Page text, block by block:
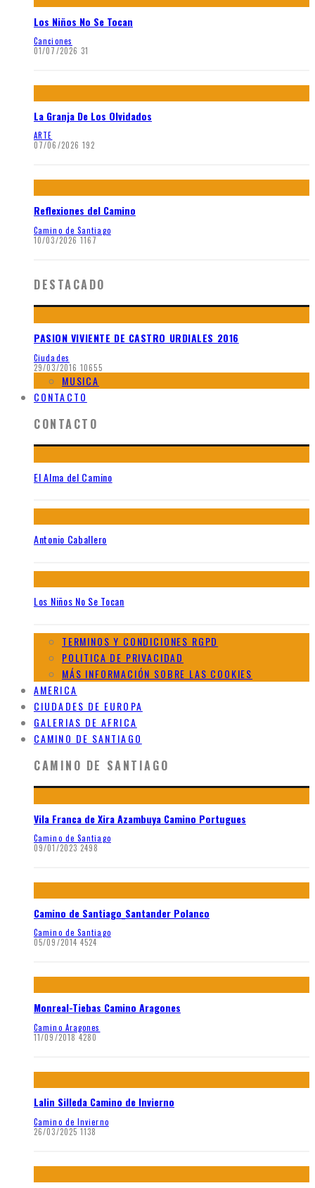
Los Niños No Se Tocan
Canciones
01/07/2026 31
La Granja De Los Olvidados
ARTE
07/06/2026 192
Reflexiones del Camino
Camino de Santiago
10/03/2026 1167
DESTACADO
PASION VIVIENTE DE CASTRO URDIALES 2016
Ciudades
29/03/2016 10655
MUSICA
CONTACTO
CONTACTO
El Alma del Camino
Antonio Caballero
Los Niños No Se Tocan
TERMINOS Y CONDICIONES RGPD
POLITICA DE PRIVACIDAD
MÁS INFORMACIÓN SOBRE LAS COOKIES
AMERICA
CIUDADES DE EUROPA
GALERIAS DE AFRICA
CAMINO DE SANTIAGO
CAMINO DE SANTIAGO
Vila Franca de Xira Azambuya Camino Portugues
Camino de Santiago
09/01/2023 2498
Camino de Santiago_Santander Polanco
Camino de Santiago
05/09/2014 4524
Monreal-Tiebas Camino Aragones
Camino Aragones
11/09/2018 4280
Lalin Silleda Camino de Invierno
Camino de Invierno
26/03/2025 1138